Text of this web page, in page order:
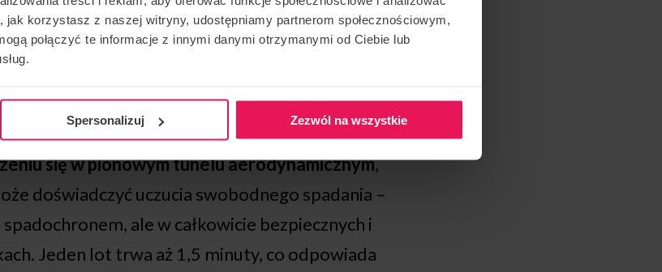
korzystasz z naszej witryny, udostępniamy partnerom społecznościowym,
połączyć te informacje z innymi danymi otrzymanymi od Ciebie lub
Spersonalizuj Zezwól na wszystkie
!
się w pionowym tunelu aerodynamicznym,
doświadczyć uczucia swobodnego spadania –
ale w całkowicie bezpiecznych i
Jeden lot trwa aż 1,5 minuty, co odpowiada